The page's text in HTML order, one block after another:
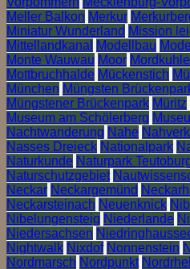
Meller Balkon Merkur
Miniatur Wunderland Mission
Mittellandkanal
Modellbau
Monte Wauwau Moor
Mottbruchhalde Mückenstich
München Müngsten
Müngstener Brückenpark Müritz
Museum am Schölerberg
Nachtwanderung Nahe
Nasses Dreieck Nationalpark
Naturkunde Naturpark
Naturschutzgebiet
Neckar Neckargemünd
Neckarsteinach Neuenknick
Nibelungensteig Niederlande
Niedersachsen
Nightwalk Nixdof Nonnenstein
Nordmarsch Nordpunkt